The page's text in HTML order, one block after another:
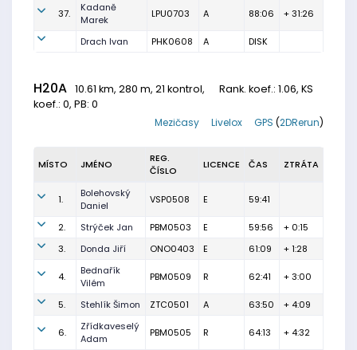
37.
Kadaně
Marek
LPU0703 A 88:06 + 31:26
Drach Ivan PHK0608 A DISK
H20A 10.61 km, 280 m, 21 kontrol, Rank. koef.: 1.06, KS
koef.: 0, PB: 0
GPS (2DRerun)
Livelox
Mezičasy
MÍSTO JMÉNO
REG.
ČÍSLO
LICENCE ČAS ZTRÁTA
1.
Bolehovský
Daniel
VSP0508 E 59:41
2. Strýček Jan PBM0503 E 59:56
+ 0:15
3.
Donda Jiří ONO0403 E 61:09 + 1:28
4.
Bednařík
Vilém
PBM0509 R 62:41 + 3:00
5. Stehlík Šimon ZTC0501 A 63:50 + 4:09
6.
Zřídkaveselý
Adam
PBM0505 R 64:13 + 4:32